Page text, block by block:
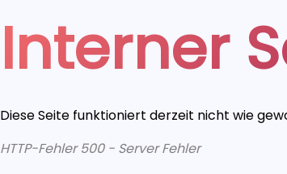
Interner
Diese Seite funktioniert derzeit nicht wie
HTTP-Fehler 500 - Server Fehler